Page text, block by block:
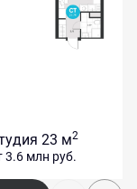
23 м2
3.6 млн руб.